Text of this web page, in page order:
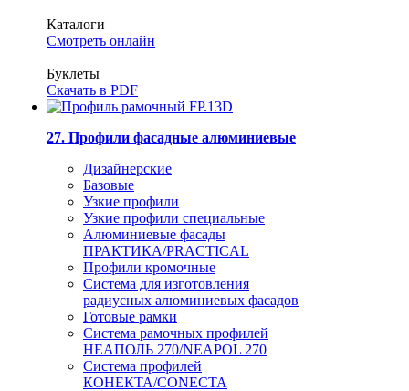
Каталоги
Смотреть онлайн
Буклеты
Скачать в PDF
27. Профили фасадные алюминиевые
Дизайнерские
Базовые
Узкие профили
Узкие профили специальные
Алюминиевые фасады
ПРАКТИКА/PRACTICAL
Профили кромочные
Система для изготовления
радиусных алюминиевых фасадов
Готовые рамки
Система рамочных профилей
НЕАПОЛЬ 270/NEAPOL 270
Система профилей
КОНЕКТА/CONECTA